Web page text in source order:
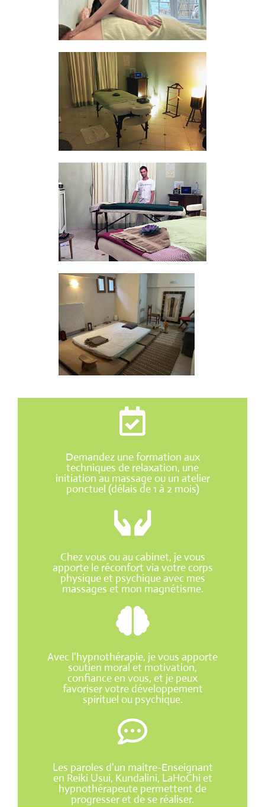
Demandez une formation aux
techniques de relaxation, une
initiation au massage ou un atelier
ponctuel (délais de 1 à 2 mois)
Chez vous ou au cabinet, je vous
apporte le réconfort via votre corps
physique et psychique avec mes
massages et mon magnétisme.
Avec l'hypnothérapie, je vous apporte
soutien moral et motivation,
confiance en vous, et je peux
favoriser votre développement
spirituel ou psychique.
Les paroles d'un maitre-Enseignant
en Reiki Usui, Kundalini, LaHoChi et
hypnothérapeute permettent de
progresser et de se réaliser.